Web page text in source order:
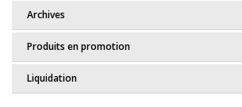
Archives
Produits en promotion
Liquidation